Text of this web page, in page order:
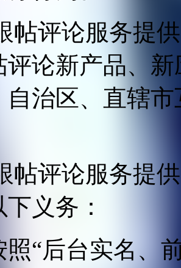
帖评论服务提
评论新产品、
自治区、直辖
帖评论服务提
义务：
照“后台实名、